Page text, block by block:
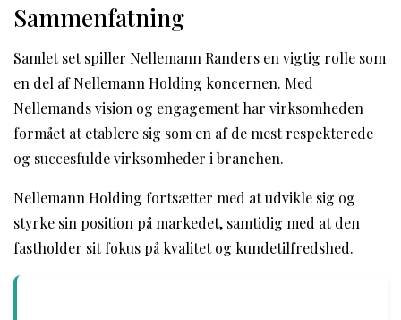
Sammenfatning
Samlet set spiller Nellemann Randers en vigtig rolle som
en del af Nellemann Holding koncernen. Med
Nellemands vision og engagement har virksomheden
formået at etablere sig som en af de mest respekterede
og succesfulde virksomheder i branchen.
Nellemann Holding fortsætter med at udvikle sig og
styrke sin position på markedet, samtidig med at den
fastholder sit fokus på kvalitet og kundetilfredshed.